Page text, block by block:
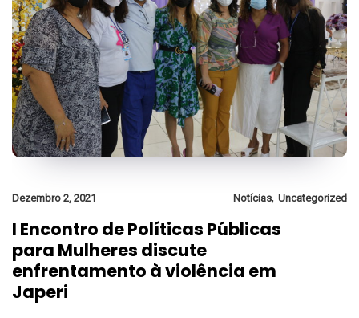
Dezembro 2, 2021 Notícias, Uncategorized
I Encontro de Políticas Públicas
para Mulheres discute
enfrentamento à violência em
Japeri